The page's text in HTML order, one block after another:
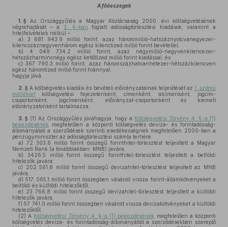
A főösszegek
1. § Az Országgyűlés a Magyar Köztársaság 2000. évi költségvetésének
végrehajtását – a 3. §-ban foglalt adósságtörlesztési kiadások, valamint a
hitelfelvételek nélkül –
a) 3 681 943,9 millió forint, azaz hárommillió-hatszáznyolcvanegyezer-
kilencszáznegyvenhárom egész kilenctized millió forint bevétellel,
b) 4 049 734,2 millió forint, azaz négymillió-negyvenkilencezer-
hétszázharmincnégy egész kettőtized millió forint kiadással, és
c) 367 790,3 millió forint, azaz háromszázhatvanhétezer-hétszázkilencven
egész háromtized millió forint hiánnyal
hagyja jóvá.
2. § A költségvetés kiadási és bevételi előirányzatainak teljesítését az 1. számú
mellékletköltségvetési fejezetenként, címenként, alcímenként, jogcím-
csoportonként, jogcímenként, előirányzat-csoportonként és kiemelt
előirányzatonként tartalmazza.
3. § (1) Az Országgyűlés jóváhagyja, hogy a Költségvetési Törvény 4. §-a (1)
bekezdésének megfelelően a központi költségvetés deviza- és forintadósság-
állományából a szerződések szerinti esedékességnek megfelelően 2000-ben a
pénzügyminiszter az adósságtörlesztési számla terhére
a) 72 303,6 millió forint összegű forinthitel-törlesztést teljesített a Magyar
Nemzeti Bank (a továbbiakban: MNB) javára,
b) 3426,5 millió forint összegű forinthitel-törlesztést teljesített a belföldi
hitelezők javára,
c) 202 561,8 millió forint összegű devizahitel-törlesztést teljesített az MNB
javára,
d) 517 065,1 millió forint összegben vásárolt vissza forint-államkötvényeket a
belföldi és külföldi hitelezőktől,
e) 23 766,8 millió forint összegű devizahitel-törlesztést teljesített a külföldi
hitelezők javára,
f) 57 741,0 millió forint összegben vásárolt vissza devizakötvényeket a külföldi
hitelezőktől.
(2) A Költségvetési Törvény 4. §-a (1) bekezdésének megfelelően a központi
költségvetés deviza- és forintadósság-állományából a szerződésekben szereplő